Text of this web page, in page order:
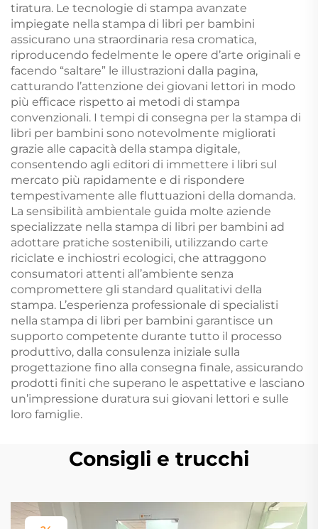
tiratura. Le tecnologie di stampa avanzate
impiegate nella stampa di libri per bambini
assicurano una straordinaria resa cromatica,
riproducendo fedelmente le opere d’arte originali e
facendo “saltare” le illustrazioni dalla pagina,
catturando l’attenzione dei giovani lettori in modo
più efficace rispetto ai metodi di stampa
convenzionali. I tempi di consegna per la stampa di
libri per bambini sono notevolmente migliorati
grazie alle capacità della stampa digitale,
consentendo agli editori di immettere i libri sul
mercato più rapidamente e di rispondere
tempestivamente alle fluttuazioni della domanda.
La sensibilità ambientale guida molte aziende
specializzate nella stampa di libri per bambini ad
adottare pratiche sostenibili, utilizzando carte
riciclate e inchiostri ecologici, che attraggono
consumatori attenti all’ambiente senza
compromettere gli standard qualitativi della
stampa. L’esperienza professionale di specialisti
nella stampa di libri per bambini garantisce un
supporto competente durante tutto il processo
produttivo, dalla consulenza iniziale sulla
progettazione fino alla consegna finale, assicurando
prodotti finiti che superano le aspettative e lasciano
un’impressione duratura sui giovani lettori e sulle
loro famiglie.
Consigli e trucchi